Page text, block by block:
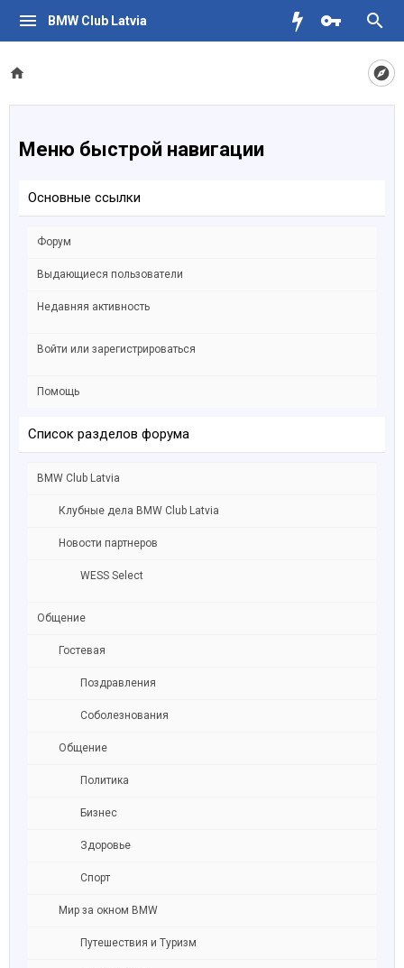
BMW Club Latvia
Меню быстрой навигации
Основные ссылки
Форум
Выдающиеся пользователи
Недавняя активность
Войти или зарегистрироваться
Помощь
Список разделов форума
BMW Club Latvia
Клубные дела BMW Club Latvia
Новости партнеров
WESS Select
Общение
Гостевая
Поздравления
Соболезнования
Общение
Политика
Бизнес
Здоровье
Спорт
Мир за окном BMW
Путешествия и Туризм